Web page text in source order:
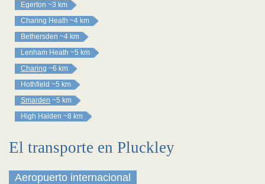
Egerton ~3 km
Charing Heath ~4 km
Bethersden ~4 km
Lenham Heath ~5 km
Charing ~6 km
Hothfield ~5 km
Smarden ~5 km
High Halden ~8 km
El transporte en Pluckley
Aeropuerto internacional